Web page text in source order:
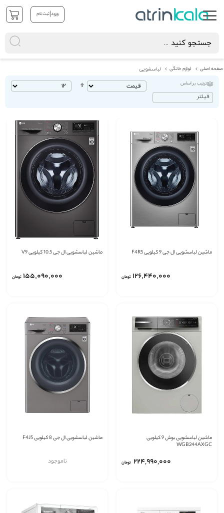
ورود|ثبت نام
صفحه اصلی لوازم خانگی لباسشویی
تنظیم
بصورت
ترتیب بر اساس
فیلتر
ماشین لباسشویی ال جی 9 کیلویی F4R5
126٬440٬000 تومان
ماشین لباسشویی ال جی 10.5 کیلویی V9
155٬090٬000 تومان
ماشین لباسشویی بوش 9 کیلویی
WGB244AXGC
‎۲۲۴,۹۹۰,۰۰۰ تومان
ماشین لباسشویی ال جی 8 کیلویی F4J5
ناموجود